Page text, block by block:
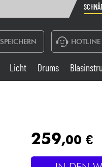
SPEICHERN HOTLINE
Belgique
Nederland
Live-Sound
Licht Drums
259,00 €